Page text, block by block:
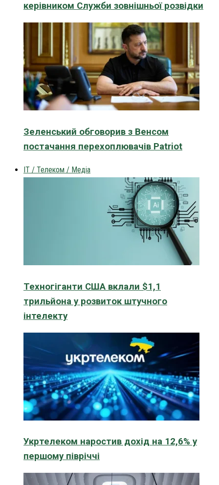
керівником Служби зовнішньої розвідки
Зеленський обговорив з Венсом
постачання перехоплювачів Patriot
IT / Телеком / Медіа
Техногіганти США вклали $1,1
трильйона у розвиток штучного
інтелекту
Укртелеком наростив дохід на 12,6% у
першому півріччі